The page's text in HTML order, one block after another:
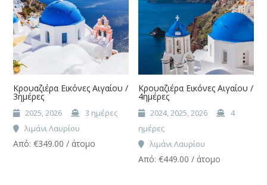
Κρουαζιέρα Εικόνες Αιγαίου /
3ημέρες
2025, 2026
3 ημέρες
λιμάνι Λαυρίου
Από:€349.00 / άτομο
Κρουαζιέρα Εικόνες Αιγαίου /
4ημέρες
2024, 2025, 2026
4
ημέρες
λιμάνι Λαυρίου
Από:€449.00 / άτομο